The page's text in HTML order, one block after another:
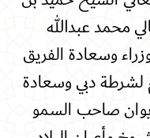
محمد عبدالله
وسعادة الفريق
لشرطة دبي وسعادة
صاحب السمو